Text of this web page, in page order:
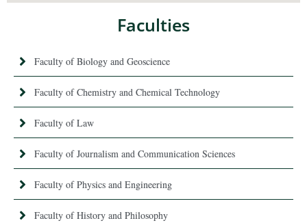
Faculties
Faculty of Biology and Geoscience
Faculty of Chemistry and Chemical Technology
Faculty of Law
Faculty of Journalism and Communication Sciences
Faculty of Physics and Engineering
Faculty of History and Philosophy